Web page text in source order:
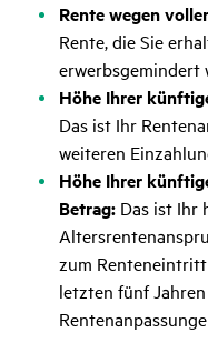
Rente wegen
Rente, die Sie
erwerbsgemindert
Höhe Ihrer
Das ist Ihr
weiteren
Höhe Ihrer
Betrag: Das ist Ihr
zum
letzten fünf